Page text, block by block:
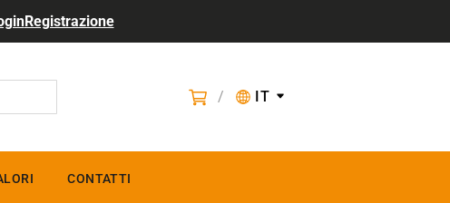
Registrazione
/ IT
CONTATTI